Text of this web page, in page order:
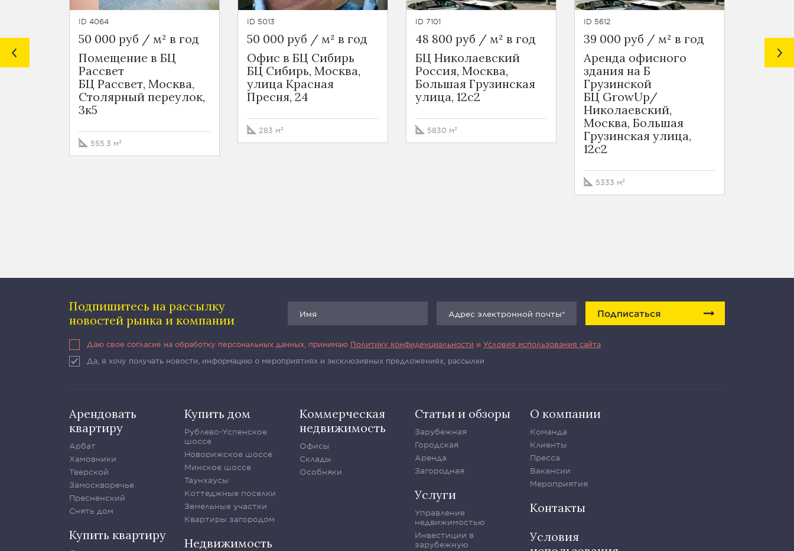
ID 4064
50 000 руб / м² в год
Помещение в БЦ
Рассвет
БЦ Рассвет, Москва,
Столярный переулок,
3к5
555.3 м²
ID 5013
50 000 руб / м² в год
Офис в БЦ Сибирь
БЦ Сибирь, Москва,
улица Красная
Пресня, 24
283 м²
ID 7101
48 800 руб / м² в год
БЦ Николаевский
Россия, Москва,
Большая Грузинская
улица, 12с2
5830 м²
ID 5612
39 000 руб / м² в год
Аренда офисного
здания на Б
Грузинской
БЦ GrowUp/
Николаевский,
Москва, Большая
Грузинская улица,
12с2
5333 м²
39
Офис
Подпишитесь на рассылку
новостей рынка и компании
Подписаться
Даю свое согласие на обработку персональных данных, принимаю Политику конфиденциальности и Условия использования сайта
Да, я хочу получать новости, информацию о мероприятиях и эксклюзивных предложениях, рассылки
Арендовать
квартиру
Арбат
Хамовники
Тверской
Замоскворечье
Пресненский
Снять дом
Купить квартиру
Купить дом
Рублево-Успенское
шоссе
Новорижское шоссе
Минское шоссе
Таунхаусы
Коттеджные поселки
Земельные участки
Квартиры загородом
Недвижимость
Коммерческая
недвижимость
Офисы
Склады
Особняки
Статьи и обзоры
Зарубежная
Городская
Аренда
Загородная
Услуги
Управление
недвижимостью
Инвестиции в
зарубежную
О компании
Команда
Клиенты
Пресса
Вакансии
Мероприятия
Контакты
Условия